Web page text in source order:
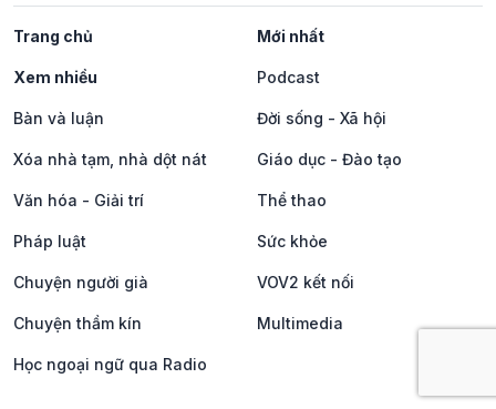
Trang chủ Mới nhất
Xem nhiều Podcast
Bàn và luận Đời sống - Xã hội
Xóa nhà tạm, nhà dột nát Giáo dục - Đào tạo
Văn hóa - Giải trí Thể thao
Pháp luật Sức khỏe
Chuyện người già VOV2 kết nối
Chuyện thầm kín Multimedia
Học ngoại ngữ qua Radio